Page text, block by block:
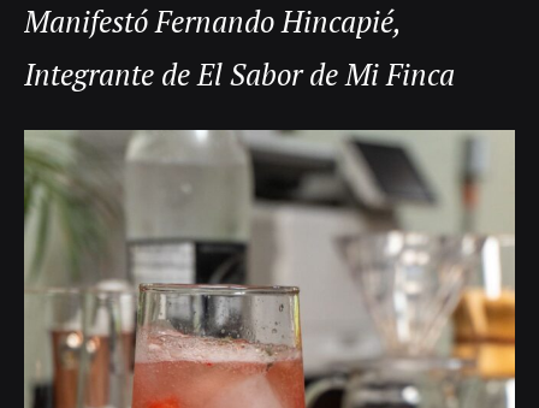
Manifestó Fernando Hincapié,
Integrante de El Sabor de Mi Finca